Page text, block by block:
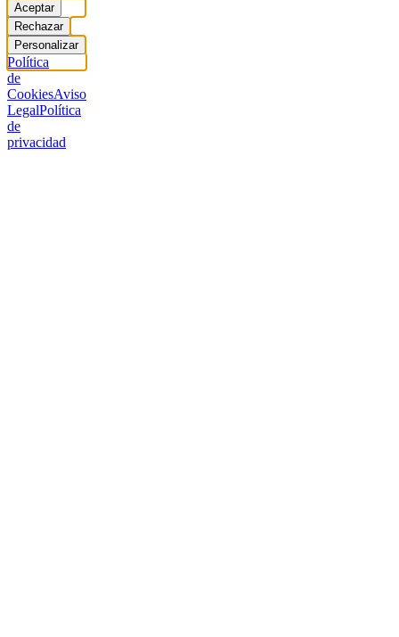
Aceptar
Rechazar
Personalizar
Política
de
CookiesAviso
LegalPolítica
de
privacidad